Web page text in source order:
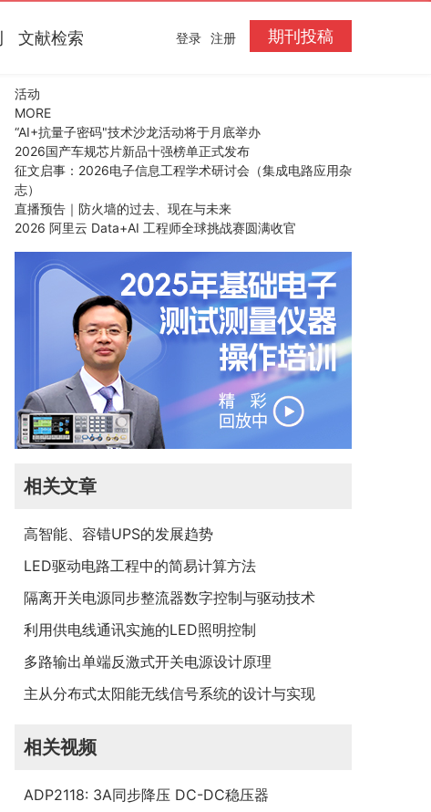
文献检索 期刊投稿
登录 注册
活动
MORE
“AI+抗量子密码"技术沙龙活动将于月底举办
2026国产车规芯片新品十强榜单正式发布
征文启事：2026电子信息工程学术研讨会（集成电路应用杂
志）
直播预告｜防火墙的过去、现在与未来
2026 阿里云 Data+AI 工程师全球挑战赛圆满收官
相关文章
高智能、容错UPS的发展趋势
LED驱动电路工程中的简易计算方法
隔离开关电源同步整流器数字控制与驱动技术
利用供电线通讯实施的LED照明控制
多路输出单端反激式开关电源设计原理
主从分布式太阳能无线信号系统的设计与实现
相关视频
ADP2118: 3A同步降压 DC-DC稳压器